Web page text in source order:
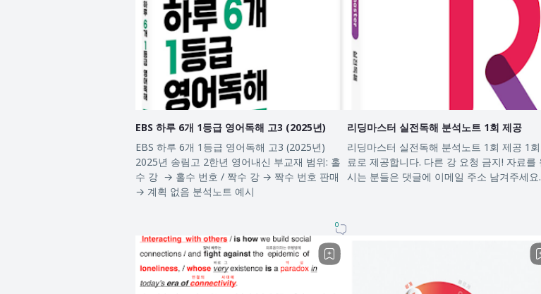
EBS 하루 6개 1등급 영어독해 고3 (2025년)
EBS 하루 6개 1등급 영어독해 고3 (2025년)
2025년 송림고 2한년 영어내신 부교재 범위: 홀
수 강 → 홀수 번호 / 짝수 강 → 짝수 번호 판매
→ 계획 없음 분석노트 예시
0
리딩마스터 실전독해 분석노트 1회 제공
리딩마스터 실전독해 분석노트 1회 제공 1회 무
료로 제공합니다. 다른 강 요청 금지! 자료를 원하
시는 분들은 댓글에 이메일 주소 남겨주세요.